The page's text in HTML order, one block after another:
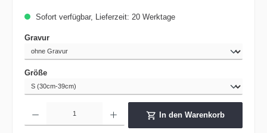
Sofort verfügbar, Lieferzeit: 20 Werktage
Gravurauswählen
Größeauswählen
In den Warenkorb